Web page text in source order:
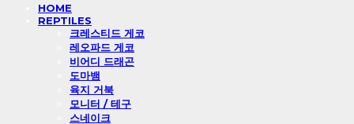
HOME
REPTILES
크레스티드 게코
레오파드 게코
비어디 드래곤
도마뱀
육지 거북
모니터 / 테구
스네이크